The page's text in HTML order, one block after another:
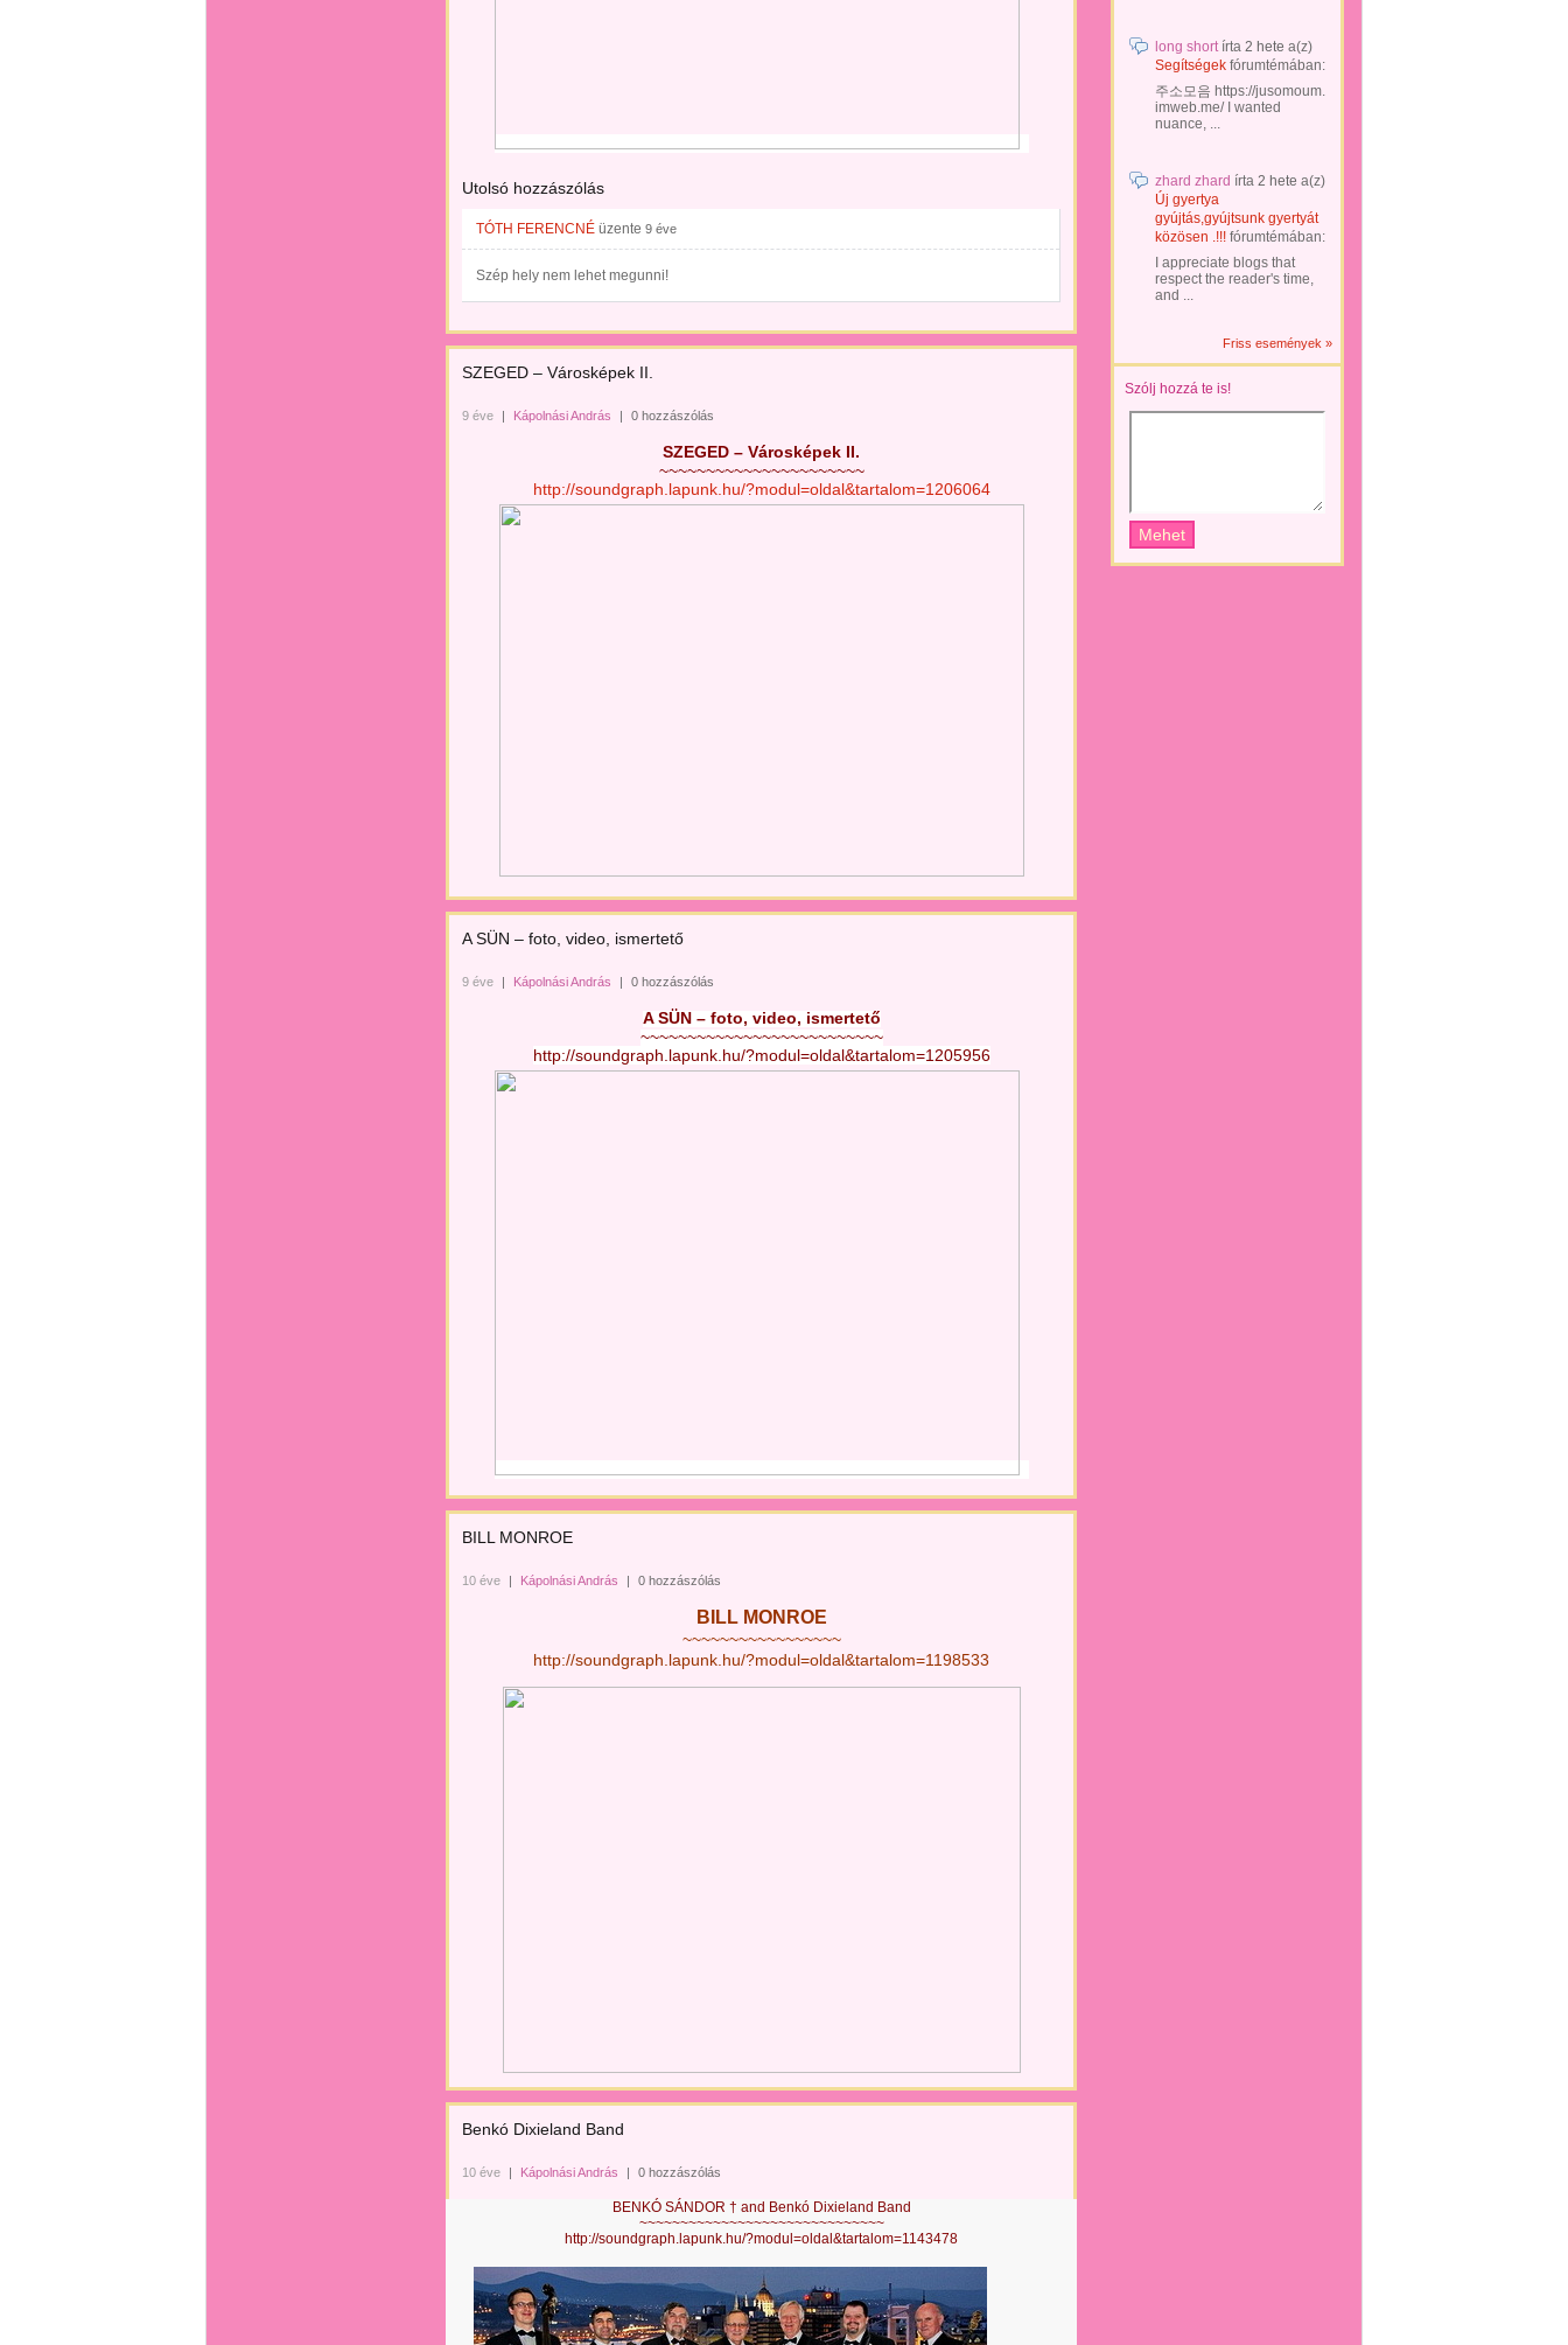
Utolsó hozzászólás
TÓTH FERENCNÉ üzente 9 éve
Szép hely nem lehet megunni!
SZEGED – Városképek II.
9 éve | Kápolnási András | 0 hozzászólás
SZEGED – Városképek II.
~~~~~~~~~~~~~~~~~~~~~~
http://soundgraph.lapunk.hu/?modul=oldal&tartalom=1206064
A SÜN – foto, video, ismertető
9 éve | Kápolnási András | 0 hozzászólás
A SÜN – foto, video, ismertető
~~~~~~~~~~~~~~~~~~~~~~~~~~
http://soundgraph.lapunk.hu/?modul=oldal&tartalom=1205956
BILL MONROE
10 éve | Kápolnási András | 0 hozzászólás
BILL MONROE
~~~~~~~~~~~~~~~~~
http://soundgraph.lapunk.hu/?modul=oldal&tartalom=1198533
Benkó Dixieland Band
10 éve | Kápolnási András | 0 hozzászólás
BENKÓ SÁNDOR † and Benkó Dixieland Band
~~~~~~~~~~~~~~~~~~~~~~~~~~~~~~
http://soundgraph.lapunk.hu/?modul=oldal&tartalom=1143478
long shortírta 2 hete a(z)
Segítségek fórumtémában:
주소모음 https://jusomoum.
imweb.me/ I wanted
nuance, ...
zhard zhard írta 2 hete a(z)
Új gyertya
gyújtás,gyújtsunk gyertyát
közösen .!!! fórumtémában:
I appreciate blogs that
respect the reader's time,
and ...
Friss események »
Szólj hozzá te is!